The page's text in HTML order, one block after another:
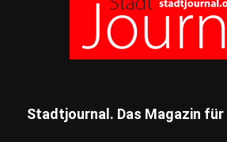
Stadtjournal. Das Magazin für